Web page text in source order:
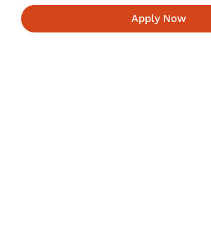
Apply Now